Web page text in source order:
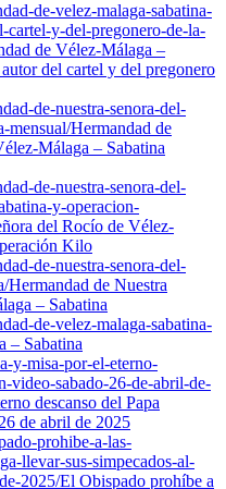
de-velez-malaga-sabatina-
cartel-y-del-pregonero-de-la-
de Vélez-Málaga –
del cartel y del pregonero
de-nuestra-senora-del-
mensual/Hermandad de
Málaga – Sabatina
de-nuestra-senora-del-
y-operacion-
del Rocío de Vélez-
Kilo
de-nuestra-senora-del-
Hermandad de Nuestra
– Sabatina
de-velez-malaga-sabatina-
– Sabatina
y-misa-por-el-eterno-
video-sabado-26-de-abril-de-
descanso del Papa
de abril de 2025
prohibe-a-las-
llevar-sus-simpecados-al-
2025/El Obispado prohíbe a